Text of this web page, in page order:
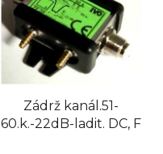
Zádrž kanál.51-
60.k.-22dB-ladit. DC, F